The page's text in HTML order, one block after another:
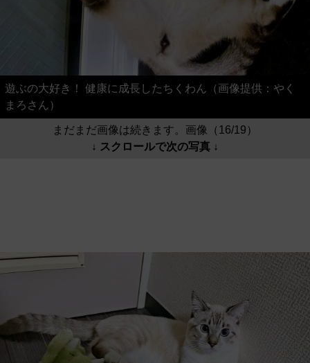
遊ぶの大好き！ 健康に成長したちくわん（画像提供：やく
まろさん）
まだまだ画像は続きます。画像（16/19）
↓ スクロールで次の写真 ↓